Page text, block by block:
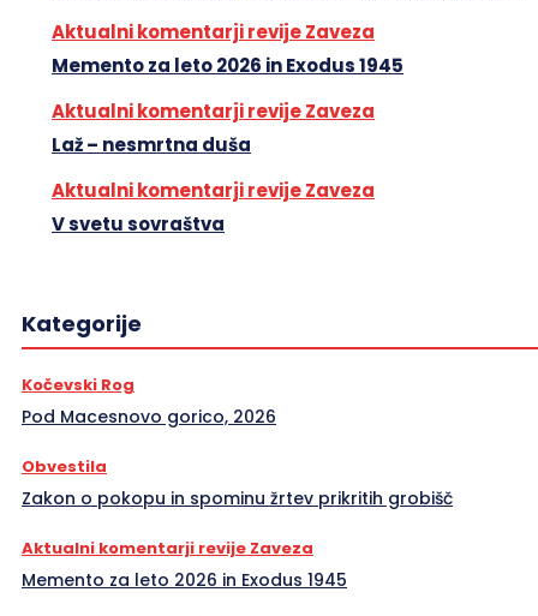
Aktualni komentarji revije Zaveza
Memento za leto 2026 in Exodus 1945
Aktualni komentarji revije Zaveza
Laž – nesmrtna duša
Aktualni komentarji revije Zaveza
V svetu sovraštva
Kategorije
Kočevski Rog
Pod Macesnovo gorico, 2026
Obvestila
Zakon o pokopu in spominu žrtev prikritih grobišč
Aktualni komentarji revije Zaveza
Memento za leto 2026 in Exodus 1945